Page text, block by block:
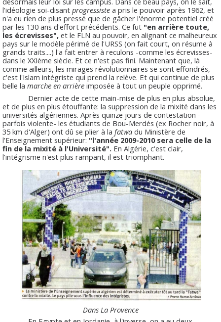
l'idéologie soi-disant progressiste a pris le pouvoir après 1962, et
n'a eu rien de plus pressé que de gâcher l'énorme potentiel créé
par les 130 ans d'effort précédents. Ce fut "en arrière toute,
les écrevisses", et le FLN au pouvoir, en alignant ce malheureux
pays sur le modèle périmé de l'URSS (on fait court, on résume à
grands traits....) l'a fait entrer à reculons -comme les écrevisses-
dans le XXIème siècle. Et ce n'est pas fini. Maintenant que, là
comme ailleurs, les mirages révolutionnaires se sont effondrés,
c'est l'Islam intégriste qui prend la relève. Et qui continue de plus
belle la marche en arrière imposée à tout un peuple opprimé.
Dernier acte de cette main-mise de plus en plus absolue,
et de plus en plus étouffante: la suppression de la mixité dans les
universités algériennes. Après quinze jours de contestation -
parfois violente- les étudiants de Bou-Merdés (ex Rocher noir, à
35 km d'Alger) ont dû se plier à la fatwa du Ministère de
l'Enseignement supérieur: "l'année 2009-2010 sera celle de la
fin de la mixité à l'Université". En Algérie, c'est clair,
l'intégrisme n'est plus rampant, il est triomphant.
Dans La Provence